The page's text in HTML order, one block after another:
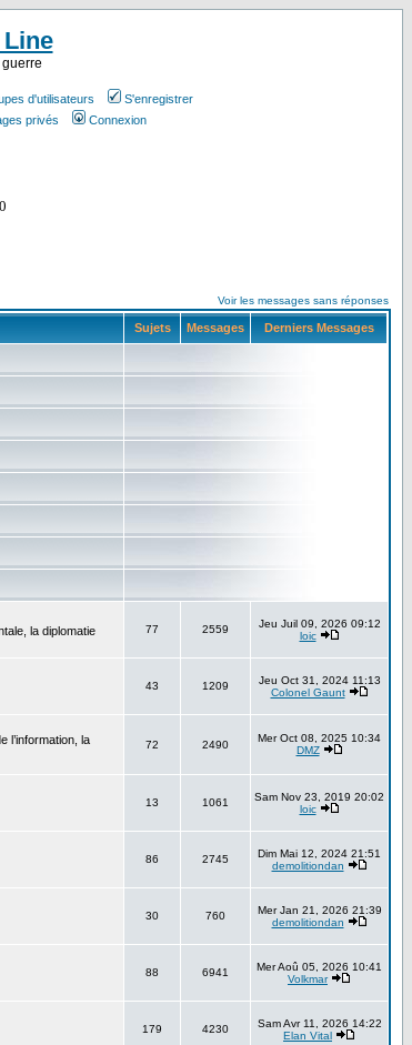
d'utilisateurs
S'enregistrer
privés Connexion
Voir les messages sans réponses
Sujets Messages Derniers Messages
la diplomatie 77 2559
Jeu Juil 09, 2026 09:12
loic
43 1209
Jeu Oct 31, 2024 11:13
Colonel Gaunt
l’information, la
72 2490
Mer Oct 08, 2025 10:34
DMZ
13 1061
Sam Nov 23, 2019 20:02
loic
86 2745
Dim Mai 12, 2024 21:51
demolitiondan
30 760
Mer Jan 21, 2026 21:39
demolitiondan
88 6941
Mer Aoû 05, 2026 10:41
Volkmar
179 4230
Sam Avr 11, 2026 14:22
Elan Vital